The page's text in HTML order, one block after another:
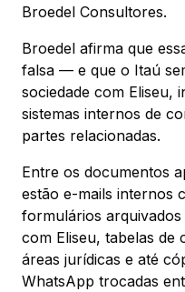
Broedel Consultores.
Broedel afirma que
falsa — e que o Itaú
sociedade com Eliseu,
sistemas internos de
partes relacionadas.
Entre os documentos
estão e-mails internos
formulários
com Eliseu, tabelas
áreas jurídicas e até
WhatsApp trocadas